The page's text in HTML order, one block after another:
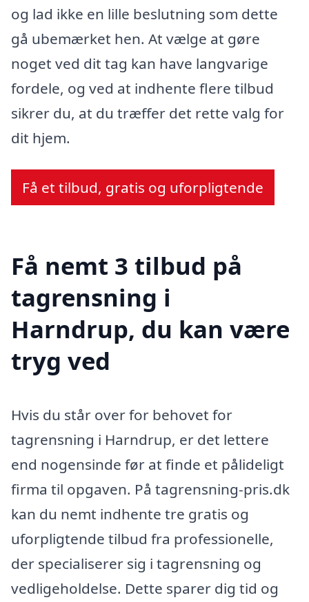
og lad ikke en lille beslutning som dette
gå ubemærket hen. At vælge at gøre
noget ved dit tag kan have langvarige
fordele, og ved at indhente flere tilbud
sikrer du, at du træffer det rette valg for
dit hjem.
Få et tilbud, gratis og uforpligtende
Få nemt 3 tilbud på
tagrensning i
Harndrup, du kan være
tryg ved
Hvis du står over for behovet for
tagrensning i Harndrup, er det lettere
end nogensinde før at finde et pålideligt
firma til opgaven. På tagrensning-pris.dk
kan du nemt indhente tre gratis og
uforpligtende tilbud fra professionelle,
der specialiserer sig i tagrensning og
vedligeholdelse. Dette sparer dig tid og